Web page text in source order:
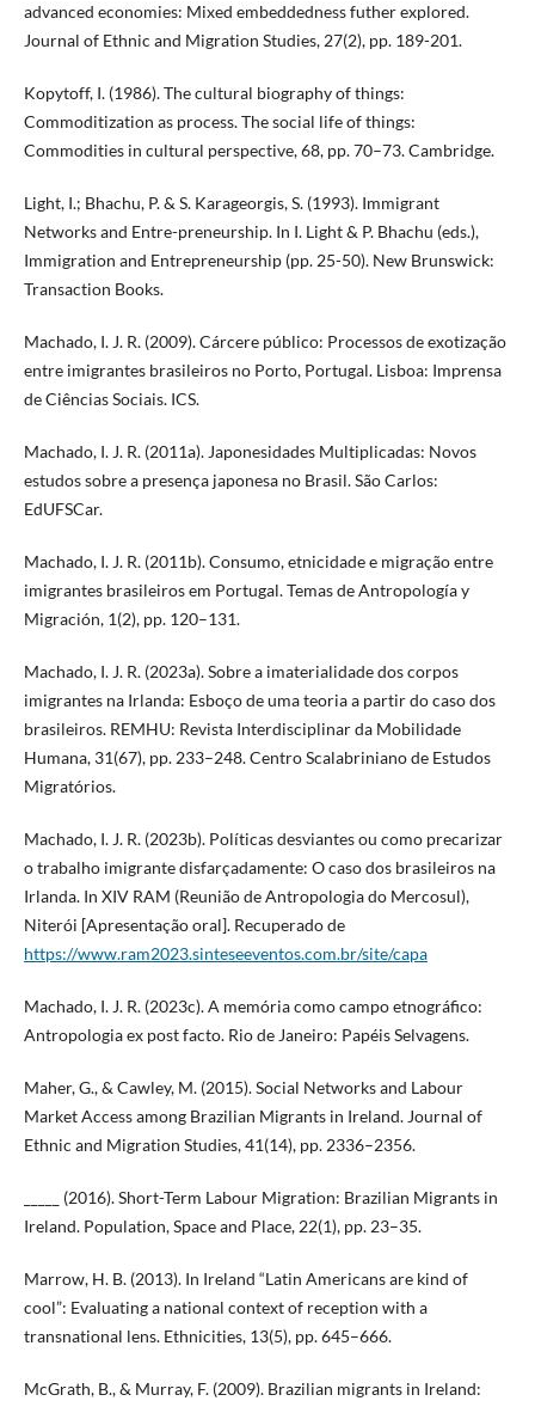
advanced economies: Mixed embeddedness futher explored.
Journal of Ethnic and Migration Studies, 27(2), pp. 189-201.
Kopytoff, I. (1986). The cultural biography of things:
Commoditization as process. The social life of things:
Commodities in cultural perspective, 68, pp. 70–73. Cambridge.
Light, I.; Bhachu, P. & S. Karageorgis, S. (1993). Immigrant
Networks and Entre-preneurship. In I. Light & P. Bhachu (eds.),
Immigration and Entrepreneurship (pp. 25-50). New Brunswick:
Transaction Books.
Machado, I. J. R. (2009). Cárcere público: Processos de exotização
entre imigrantes brasileiros no Porto, Portugal. Lisboa: Imprensa
de Ciências Sociais. ICS.
Machado, I. J. R. (2011a). Japonesidades Multiplicadas: Novos
estudos sobre a presença japonesa no Brasil. São Carlos:
EdUFSCar.
Machado, I. J. R. (2011b). Consumo, etnicidade e migração entre
imigrantes brasileiros em Portugal. Temas de Antropología y
Migración, 1(2), pp. 120–131.
Machado, I. J. R. (2023a). Sobre a imaterialidade dos corpos
imigrantes na Irlanda: Esboço de uma teoria a partir do caso dos
brasileiros. REMHU: Revista Interdisciplinar da Mobilidade
Humana, 31(67), pp. 233–248. Centro Scalabriniano de Estudos
Migratórios.
Machado, I. J. R. (2023b). Políticas desviantes ou como precarizar
o trabalho imigrante disfarçadamente: O caso dos brasileiros na
Irlanda. In XIV RAM (Reunião de Antropologia do Mercosul),
Niterói [Apresentação oral]. Recuperado de
https://www.ram2023.sinteseeventos.com.br/site/capa
Machado, I. J. R. (2023c). A memória como campo etnográfico:
Antropologia ex post facto. Rio de Janeiro: Papéis Selvagens.
Maher, G., & Cawley, M. (2015). Social Networks and Labour
Market Access among Brazilian Migrants in Ireland. Journal of
Ethnic and Migration Studies, 41(14), pp. 2336–2356.
_____ (2016). Short-Term Labour Migration: Brazilian Migrants in
Ireland. Population, Space and Place, 22(1), pp. 23–35.
Marrow, H. B. (2013). In Ireland “Latin Americans are kind of
cool”: Evaluating a national context of reception with a
transnational lens. Ethnicities, 13(5), pp. 645–666.
McGrath, B., & Murray, F. (2009). Brazilian migrants in Ireland: